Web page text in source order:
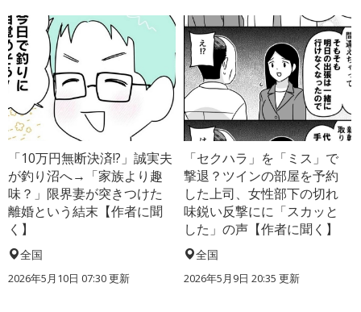
「10万円無断決済!?」誠実夫
が釣り沼へ→「家族より趣
味？」限界妻が突きつけた
離婚という結末【作者に聞
く】
全国
2026年5月10日 07:30 更新
「セクハラ」を「ミス」で
撃退？ツインの部屋を予約
した上司、女性部下の切れ
味鋭い反撃にに「スカッと
した」の声【作者に聞く】
全国
2026年5月9日 20:35 更新